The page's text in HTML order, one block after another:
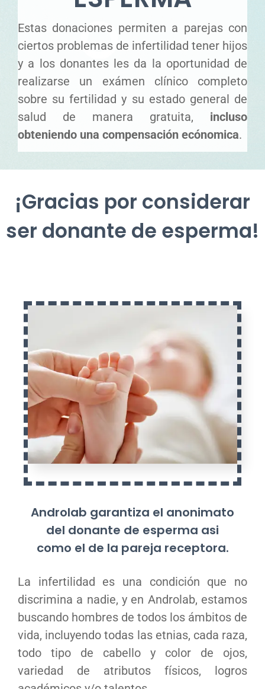
Estas donaciones permiten a parejas con
ciertos problemas de infertilidad tener hijos
y a los donantes les da la oportunidad de
realizarse un exámen clínico completo
sobre su fertilidad y su estado general de
salud de manera gratuita, incluso
obteniendo una compensación ecónomica.
¡Gracias por considerar
ser donante de esperma!
La infertilidad es una condición que no
discrimina a nadie, y en Androlab, estamos
buscando hombres de todos los ámbitos de
vida, incluyendo todas las etnias, cada raza,
todo tipo de cabello y color de ojos,
variedad de atributos físicos, logros
Androlab garantiza el anonimato
del donante de esperma asi
como el de la pareja receptora.